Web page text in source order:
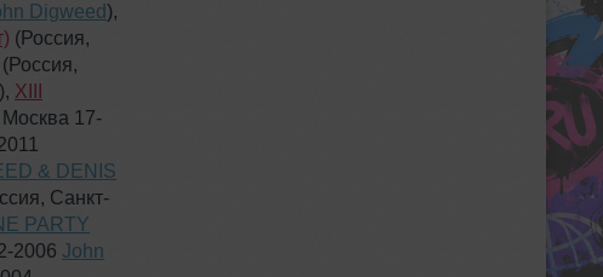
Digweed),
(Россия,
(Россия,
), XIII
17-
& DENIS
Санкт-
PARTY
2006 John